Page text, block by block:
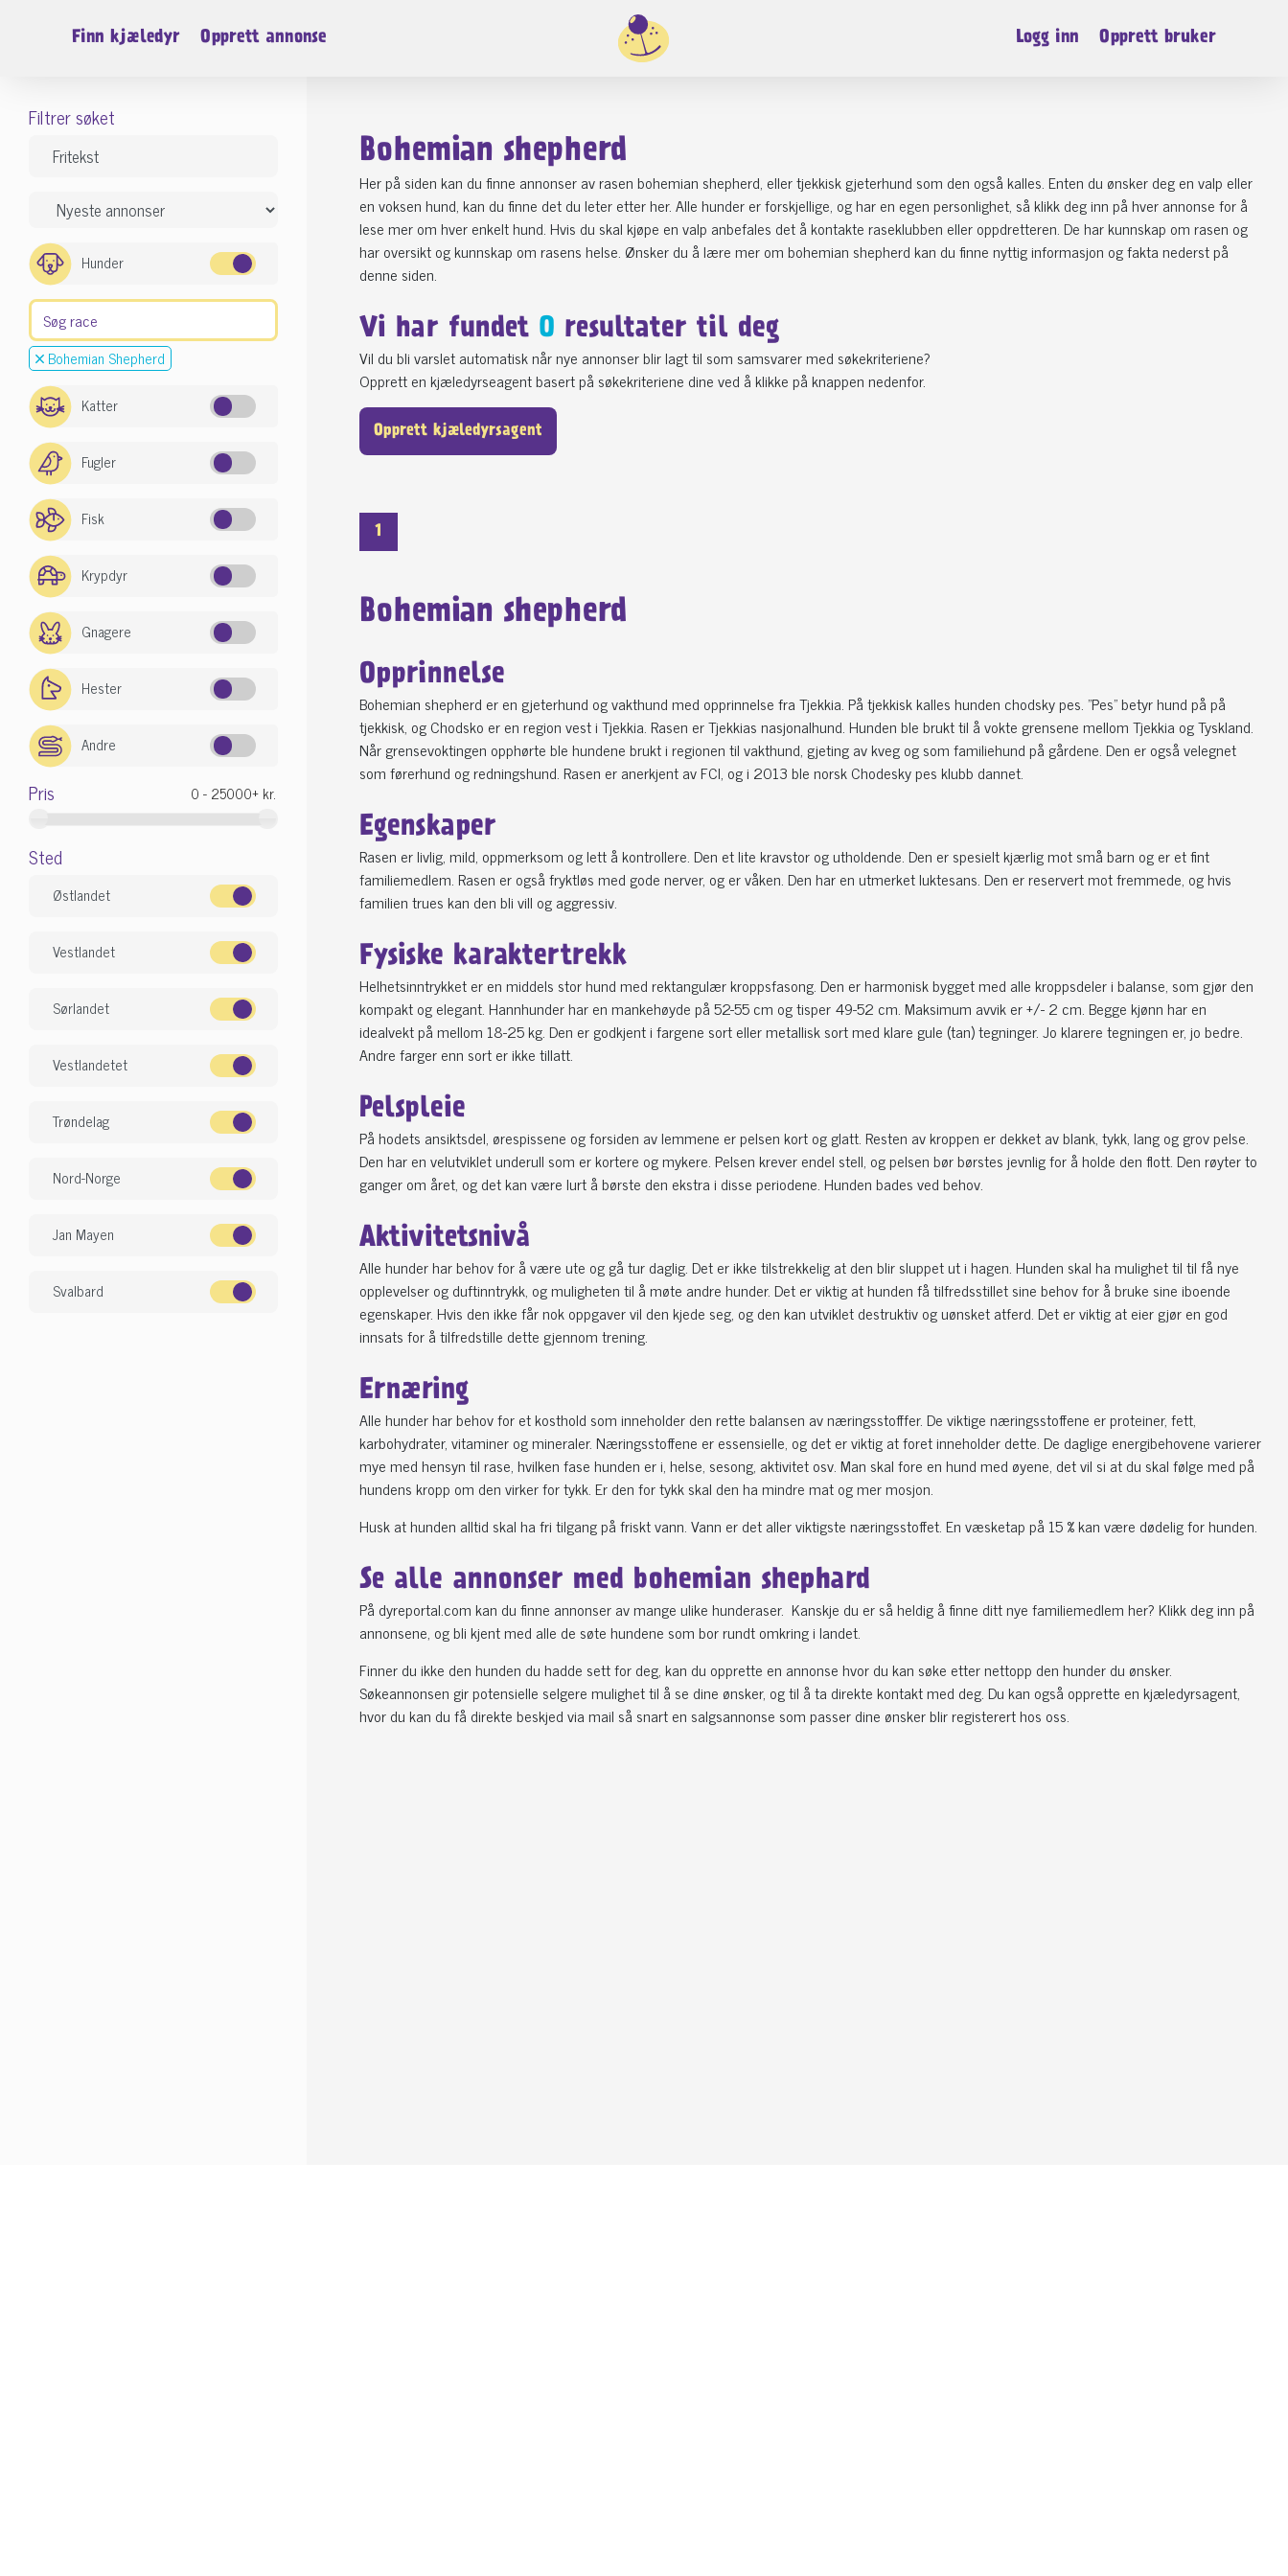
Logg inn Opprett bruker
Finn kjæledyr Opprett annonse
Filtrer søket
Hunder
Bohemian Shepherd
Katter
Fugler
Fisk
Krypdyr
Gnagere
Hester
Andre
Pris
Sted
Østlandet
Vestlandet
Sørlandet
Vestlandetet
Trøndelag
Nord-Norge
Jan Mayen
Svalbard
Bohemian shepherd
Her på siden kan du finne annonser av rasen bohemian shepherd, eller tjekkisk gjeterhund som den også kalles. Enten du ønsker deg en valp eller
en voksen hund, kan du finne det du leter etter her. Alle hunder er forskjellige, og har en egen personlighet, så klikk deg inn på hver annonse for å
lese mer om hver enkelt hund. Hvis du skal kjøpe en valp anbefales det å kontakte raseklubben eller oppdretteren. De har kunnskap om rasen og
har oversikt og kunnskap om rasens helse. Ønsker du å lære mer om bohemian shepherd kan du finne nyttig informasjon og fakta nederst på
denne siden.
Vi har fundet 0 resultater til deg
Vil du bli varslet automatisk når nye annonser blir lagt til som samsvarer med søkekriteriene?
Opprett en kjæledyrseagent basert på søkekriteriene dine ved å klikke på knappen nedenfor.
Opprett kjæledyrsagent
1
Bohemian shepherd
Opprinnelse
Bohemian shepherd er en gjeterhund og vakthund med opprinnelse fra Tjekkia. På tjekkisk kalles hunden chodsky pes. "Pes" betyr hund på på
tjekkisk, og Chodsko er en region vest i Tjekkia. Rasen er Tjekkias nasjonalhund. Hunden ble brukt til å vokte grensene mellom Tjekkia og Tyskland.
Når grensevoktingen opphørte ble hundene brukt i regionen til vakthund, gjeting av kveg og som familiehund på gårdene. Den er også velegnet
som førerhund og redningshund. Rasen er anerkjent av FCI, og i 2013 ble norsk Chodesky pes klubb dannet.
Egenskaper
Rasen er livlig, mild, oppmerksom og lett å kontrollere. Den et lite kravstor og utholdende. Den er spesielt kjærlig mot små barn og er et fint
familiemedlem. Rasen er også fryktløs med gode nerver, og er våken. Den har en utmerket luktesans. Den er reservert mot fremmede, og hvis
familien trues kan den bli vill og aggressiv.
Fysiske karaktertrekk
Helhetsinntrykket er en middels stor hund med rektangulær kroppsfasong. Den er harmonisk bygget med alle kroppsdeler i balanse, som gjør den
kompakt og elegant. Hannhunder har en mankehøyde på 52-55 cm og tisper 49-52 cm. Maksimum avvik er +/- 2 cm. Begge kjønn har en
idealvekt på mellom 18-25 kg. Den er godkjent i fargene sort eller metallisk sort med klare gule (tan) tegninger. Jo klarere tegningen er, jo bedre.
Andre farger enn sort er ikke tillatt.
Pelspleie
På hodets ansiktsdel, ørespissene og forsiden av lemmene er pelsen kort og glatt. Resten av kroppen er dekket av blank, tykk, lang og grov pelse.
Den har en velutviklet underull som er kortere og mykere. Pelsen krever endel stell, og pelsen bør børstes jevnlig for å holde den flott. Den røyter to
ganger om året, og det kan være lurt å børste den ekstra i disse periodene. Hunden bades ved behov.
Aktivitetsnivå
Alle hunder har behov for å være ute og gå tur daglig. Det er ikke tilstrekkelig at den blir sluppet ut i hagen. Hunden skal ha mulighet til til få nye
opplevelser og duftinntrykk, og muligheten til å møte andre hunder. Det er viktig at hunden få tilfredsstillet sine behov for å bruke sine iboende
egenskaper. Hvis den ikke får nok oppgaver vil den kjede seg, og den kan utviklet destruktiv og uønsket atferd. Det er viktig at eier gjør en god
innsats for å tilfredstille dette gjennom trening.
Ernæring
Alle hunder har behov for et kosthold som inneholder den rette balansen av næringsstofffer. De viktige næringsstoffene er proteiner, fett,
karbohydrater, vitaminer og mineraler. Næringsstoffene er essensielle, og det er viktig at foret inneholder dette. De daglige energibehovene varierer
mye med hensyn til rase, hvilken fase hunden er i, helse, sesong, aktivitet osv. Man skal fore en hund med øyene, det vil si at du skal følge med på
hundens kropp om den virker for tykk. Er den for tykk skal den ha mindre mat og mer mosjon.
Husk at hunden alltid skal ha fri tilgang på friskt vann. Vann er det aller viktigste næringsstoffet. En væsketap på 15 % kan være dødelig for hunden.
Se alle annonser med bohemian shephard
På dyreportal.com kan du finne annonser av mange ulike hunderaser. Kanskje du er så heldig å finne ditt nye familiemedlem her? Klikk deg inn på
annonsene, og bli kjent med alle de søte hundene som bor rundt omkring i landet.
Finner du ikke den hunden du hadde sett for deg, kan du opprette en annonse hvor du kan søke etter nettopp den hunder du ønsker.
Søkeannonsen gir potensielle selgere mulighet til å se dine ønsker, og til å ta direkte kontakt med deg. Du kan også opprette en kjæledyrsagent,
hvor du kan du få direkte beskjed via mail så snart en salgsannonse som passer dine ønsker blir registerert hos oss.